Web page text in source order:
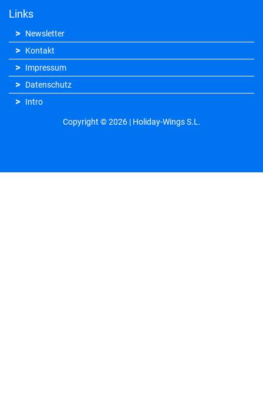
Links
Newsletter
Kontakt
Impressum
Datenschutz
Intro
Copyright © 2026 | Holiday-Wings S.L.